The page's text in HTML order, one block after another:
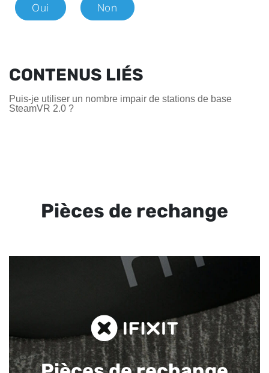
Oui Non
CONTENUS LIÉS
Puis-je utiliser un nombre impair de stations de base
SteamVR 2.0 ?
Pièces de rechange